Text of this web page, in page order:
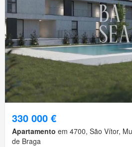
330 000 €
Apartamento em 4700, São Vítor,
de Braga